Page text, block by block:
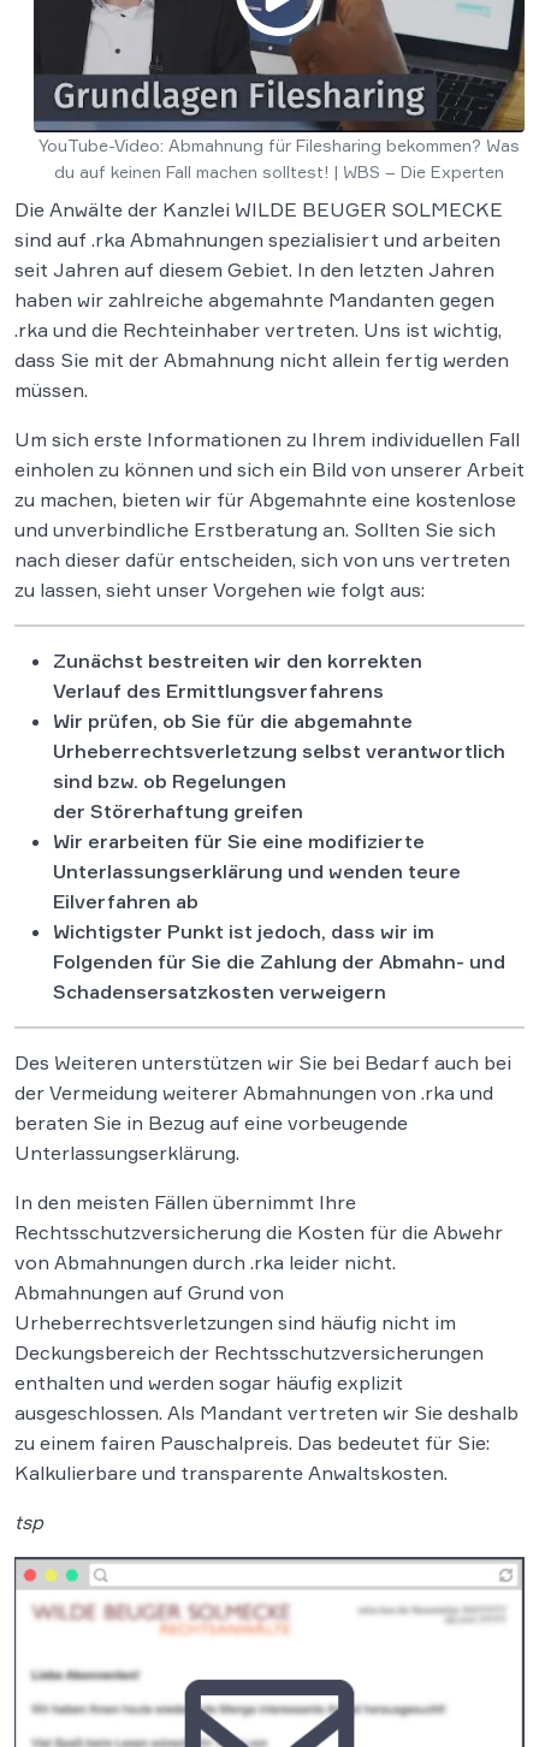
YouTube-Video: Abmahnung für Filesharing bekommen? Was
du auf keinen Fall machen solltest! | WBS – Die Experten
Die Anwälte der Kanzlei WILDE BEUGER SOLMECKE
sind auf .rka Abmahnungen spezialisiert und arbeiten
seit Jahren auf diesem Gebiet. In den letzten Jahren
haben wir zahlreiche abgemahnte Mandanten gegen
.rka und die Rechteinhaber vertreten. Uns ist wichtig,
dass Sie mit der Abmahnung nicht allein fertig werden
müssen.
Um sich erste Informationen zu Ihrem individuellen Fall
einholen zu können und sich ein Bild von unserer Arbeit
zu machen, bieten wir für Abgemahnte eine kostenlose
und unverbindliche Erstberatung an. Sollten Sie sich
nach dieser dafür entscheiden, sich von uns vertreten
zu lassen, sieht unser Vorgehen wie folgt aus:
Zunächst bestreiten wir den korrekten
Verlauf des Ermittlungsverfahrens
Wir prüfen, ob Sie für die abgemahnte
Urheberrechtsverletzung selbst verantwortlich
sind bzw. ob Regelungen
der Störerhaftung greifen
Wir erarbeiten für Sie eine modifizierte
Unterlassungserklärung und wenden teure
Eilverfahren ab
Wichtigster Punkt ist jedoch, dass wir im
Folgenden für Sie die Zahlung der Abmahn- und
Schadensersatzkosten verweigern
Des Weiteren unterstützen wir Sie bei Bedarf auch bei
der Vermeidung weiterer Abmahnungen von .rka und
beraten Sie in Bezug auf eine vorbeugende
Unterlassungserklärung.
In den meisten Fällen übernimmt Ihre
Rechtsschutzversicherung die Kosten für die Abwehr
von Abmahnungen durch .rka leider nicht.
Abmahnungen auf Grund von
Urheberrechtsverletzungen sind häufig nicht im
Deckungsbereich der Rechtsschutzversicherungen
enthalten und werden sogar häufig explizit
ausgeschlossen. Als Mandant vertreten wir Sie deshalb
zu einem fairen Pauschalpreis. Das bedeutet für Sie:
Kalkulierbare und transparente Anwaltskosten.
tsp